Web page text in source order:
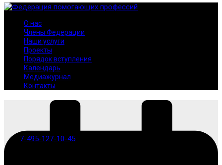
7-495-127-10-45
О нас
Члены Федерации
Наши услуги
Проекты
Порядок вступления
Календарь
Медиажурнал
Контакты